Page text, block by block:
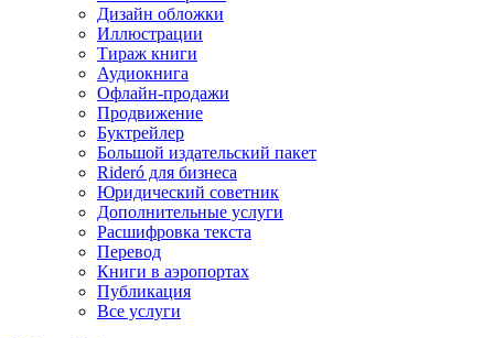
Дизайн обложки
Иллюстрации
Тираж книги
Аудиокнига
Офлайн-продажи
Продвижение
Буктрейлер
Большой издательский пакет
Rideró для бизнеса
Юридический советник
Дополнительные услуги
Расшифровка текста
Перевод
Книги в аэропортах
Публикация
Все услуги